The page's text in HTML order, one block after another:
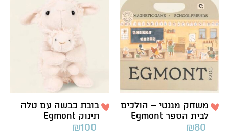
משחק מגנטי – הולכים
לבית הספר Egmont
₪80
בובת כבשה עם טלה
תינוק Egmont
₪100